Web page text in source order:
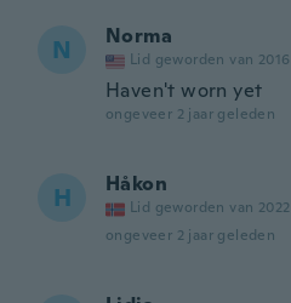
N Norma
Lid geworden van 2016
Haven't worn yet
ongeveer 2 jaar geleden
H Håkon
Lid geworden van 2022
ongeveer 2 jaar geleden